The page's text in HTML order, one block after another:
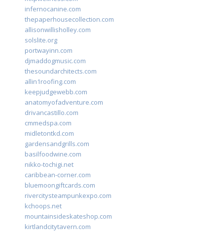
infernocanine.com
thepaperhousecollection.com
allisonwillisholley.com
solslite.org
portwayinn.com
djmaddogmusic.com
thesoundarchitects.com
allin1roofing.com
keepjudgewebb.com
anatomyofadventure.com
drivancastillo.com
cmmedspa.com
midletontkd.com
gardensandgrills.com
basilfoodwine.com
nikko-tochigi.net
caribbean-corner.com
bluemoongiftcards.com
rivercitysteampunkexpo.com
kchoops.net
mountainsideskateshop.com
kirtlandcitytavern.com